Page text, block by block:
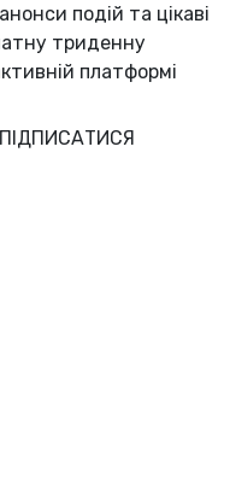
подій та цікаві
триденну
платформі
ПІДПИСАТИСЯ